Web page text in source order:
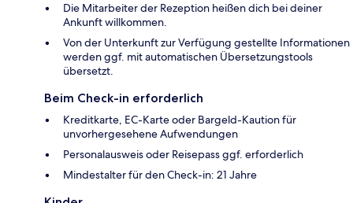
Die Mitarbeiter der Rezeption heißen dich bei deiner
Ankunft willkommen.
Von der Unterkunft zur Verfügung gestellte Informationen
werden ggf. mit automatischen Übersetzungstools
übersetzt.
Beim Check-in erforderlich
Kreditkarte, EC-Karte oder Bargeld-Kaution für
unvorhergesehene Aufwendungen
Personalausweis oder Reisepass ggf. erforderlich
Mindestalter für den Check-in: 21 Jahre